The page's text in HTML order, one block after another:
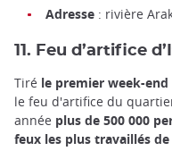
Adresse : rivière
11. Feu d’artifice
Tiré le premier week-end
le feu d'artifice du
année plus de 500 000
feux les plus travaillés